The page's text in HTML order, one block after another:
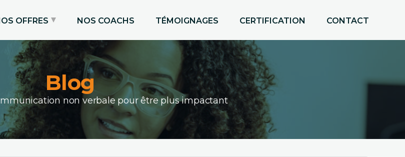
OFFRES
SOS entretien
Dossier de candidature
Prise de Parole
Brevet des collèges / Oral du bac
Oraux d’admission en écoles /
masters
NOS COACHS TÉMOIGNAGES CERTIFICATION CONTACT
Blog
non verbale pour être plus impactant